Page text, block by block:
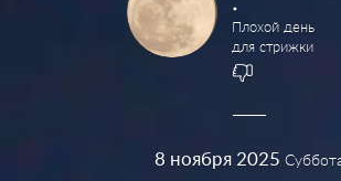
Плохой день
для стрижки
8 ноября 2025